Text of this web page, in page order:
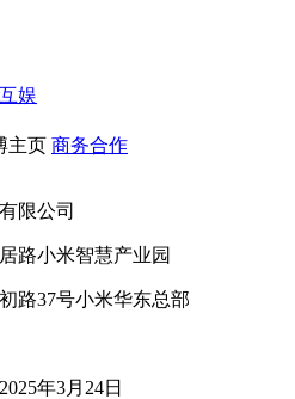
娱
主页 商务合作
限公司
路小米智慧产业园
路37号小米华东总部
年3月24日